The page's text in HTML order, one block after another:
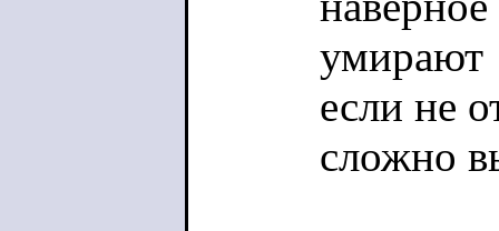
умирают
если не
сложно